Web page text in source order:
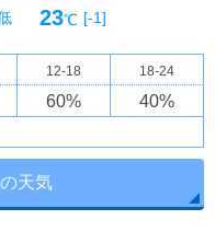
23℃ [-1]
12-18 18-24
60% 40%
天気